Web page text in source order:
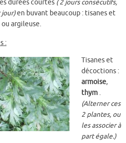
durées courtes ( 2 jours consécutifs,
jour)en buvant beaucoup : tisanes et
argileuse.
:
Tisanes et
décoctions :
armoise,
thym .
(Alterner ces
2 plantes, ou
les associer à
part égale.)